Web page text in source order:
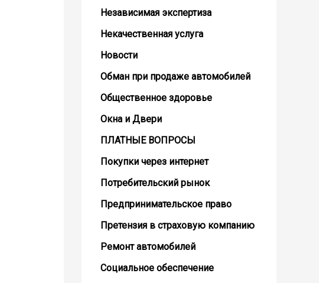
Независимая экспертиза
Некачественная услуга
Новости
Обман при продаже автомобилей
Общественное здоровье
Окна и Двери
ПЛАТНЫЕ ВОПРОСЫ
Покупки через интернет
Потребительский рынок
Предпринимательское право
Претензия в страховую компанию
Ремонт автомобилей
Социальное обеспечение